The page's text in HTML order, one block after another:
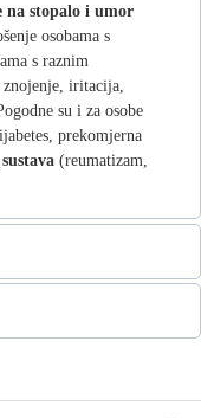
na stopalo i umor
osobama s
s raznim
iritacija,
su i za osobe
prekomjerna
(reumatizam,